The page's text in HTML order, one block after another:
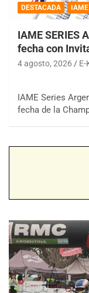
DESTACADA IAME
IAME SERIES
fecha con
4 agosto, 2026 E-
IAME Series
fecha de la